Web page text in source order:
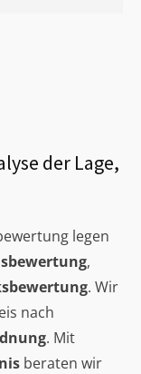
der Lage,
legen
,
. Wir
nach
. Mit
beraten wir